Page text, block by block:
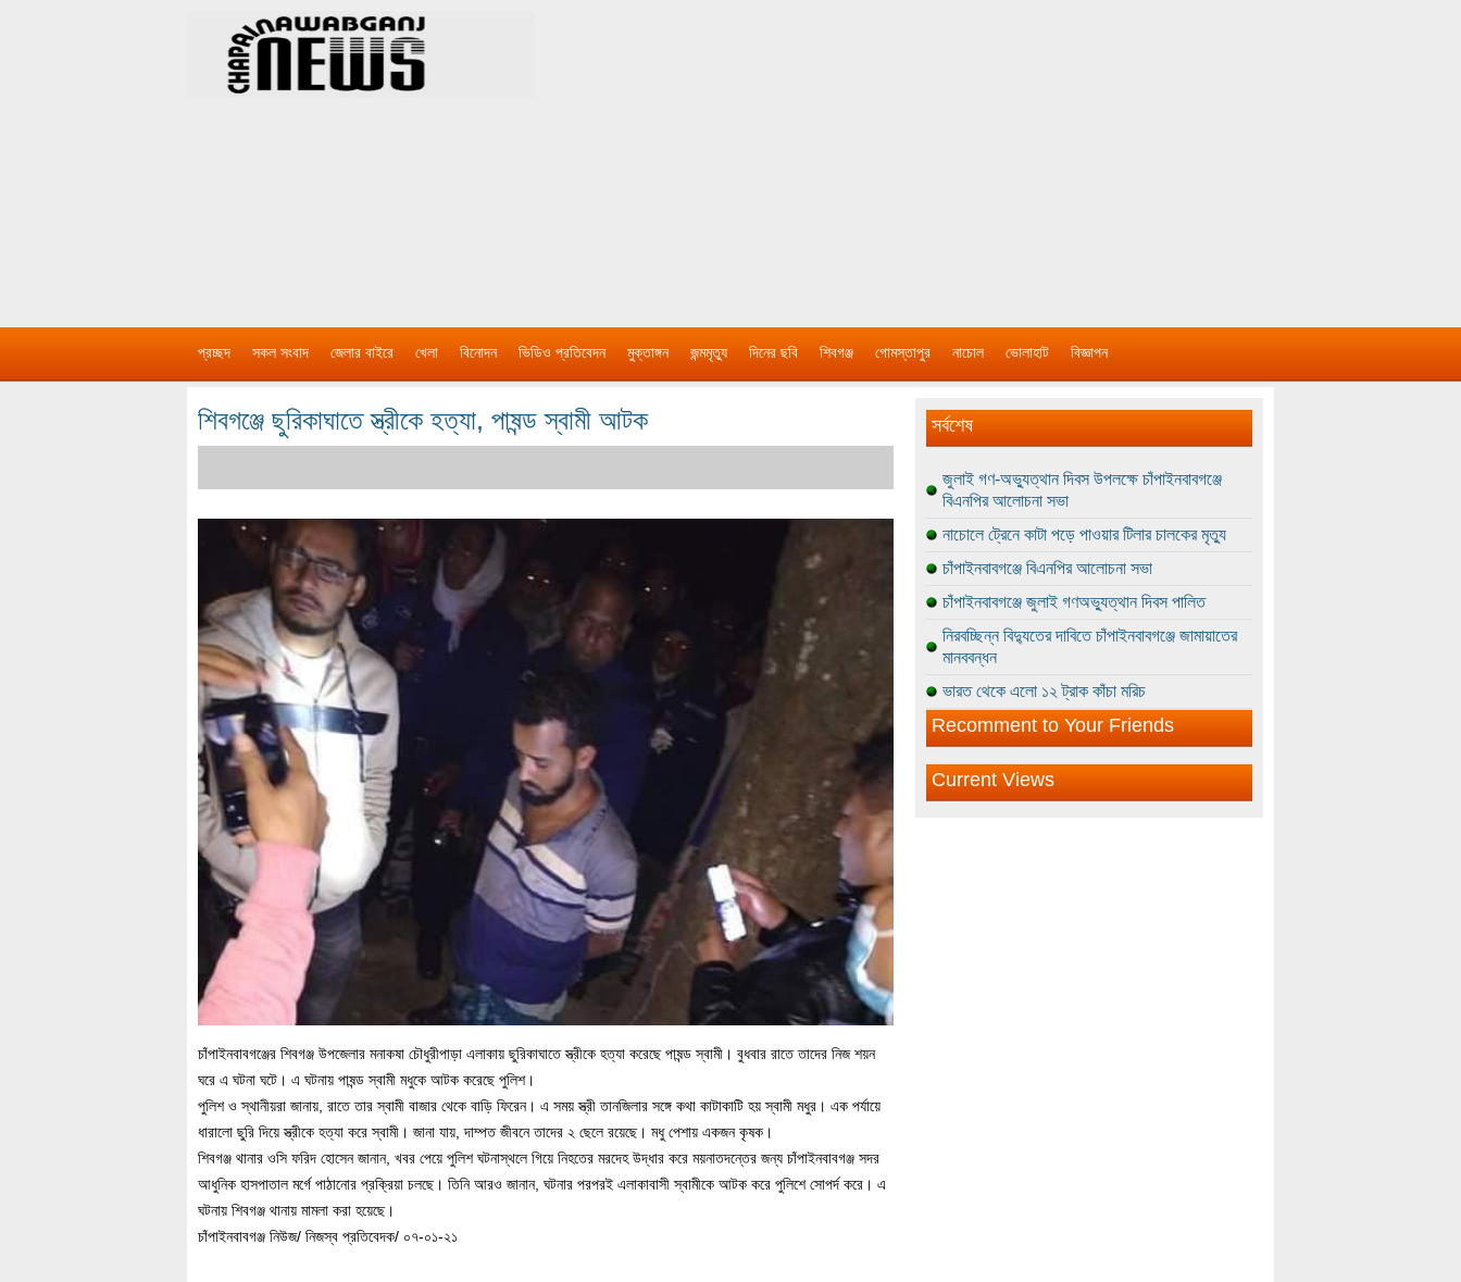
প্রচ্ছদ সকল সংবাদ জেলার বাইরে খেলা বিনোদন ভিডিও প্রতিবেদন মুক্তাঙ্গন জন্মমৃত্যু দিনের ছবি শিবগঞ্জ গোমস্তাপুর নাচোল ভোলাহাট বিজ্ঞাপন
শিবগঞ্জে ছুরিকাঘাতে স্ত্রীকে হত্যা, পাষন্ড স্বামী আটক
চাঁপাইনবাবগঞ্জের শিবগঞ্জ উপজেলার মনাকষা চৌধুরীপাড়া এলাকায় ছুরিকাঘাতে স্ত্রীকে হত্যা করেছে পাষন্ড স্বামী। বুধবার রাতে তাদের নিজ শয়ন
ঘরে এ ঘটনা ঘটে। এ ঘটনায় পাষন্ড স্বামী মধুকে আটক করেছে পুলিশ।
পুলিশ ও স্থানীয়রা জানায়, রাতে তার স্বামী বাজার থেকে বাড়ি ফিরেন। এ সময় স্ত্রী তানজিলার সঙ্গে কথা কাটাকাটি হয় স্বামী মধুর। এক পর্যায়ে
ধারালো ছুরি দিয়ে স্ত্রীকে হত্যা করে স্বামী। জানা যায়, দাম্পত জীবনে তাদের ২ ছেলে রয়েছে। মধু পেশায় একজন কৃষক।
শিবগঞ্জ থানার ওসি ফরিদ হোসেন জানান, খবর পেয়ে পুলিশ ঘটনাস্থলে গিয়ে নিহতের মরদেহ উদ্ধার করে ময়নাতদন্তের জন্য চাঁপাইনবাবগঞ্জ সদর
আধুনিক হাসপাতাল মর্গে পাঠানোর প্রক্রিয়া চলছে। তিনি আরও জানান, ঘটনার পরপরই এলাকাবাসী স্বামীকে আটক করে পুলিশে সোপর্দ করে। এ
ঘটনায় শিবগঞ্জ থানায় মামলা করা হয়েছে।
চাঁপাইনবাবগঞ্জ নিউজ/ নিজস্ব প্রতিবেদক/ ০৭-০১-২১
সর্বশেষ
জুলাই গণ-অভ্যুত্থান দিবস উপলক্ষে চাঁপাইনবাবগঞ্জে
বিএনপির আলোচনা সভা
নাচোলে ট্রেনে কাটা পড়ে পাওয়ার টিলার চালকের মৃত্যু
চাঁপাইনবাবগঞ্জে বিএনপির আলোচনা সভা
চাঁপাইনবাবগঞ্জে জুলাই গণঅভ্যুত্থান দিবস পালিত
নিরবচ্ছিন্ন বিদ্যুতের দাবিতে চাঁপাইনবাবগঞ্জে জামায়াতের
মানববন্ধন
ভারত থেকে এলো ১২ ট্রাক কাঁচা মরিচ
Recomment to Your Friends
Current Views